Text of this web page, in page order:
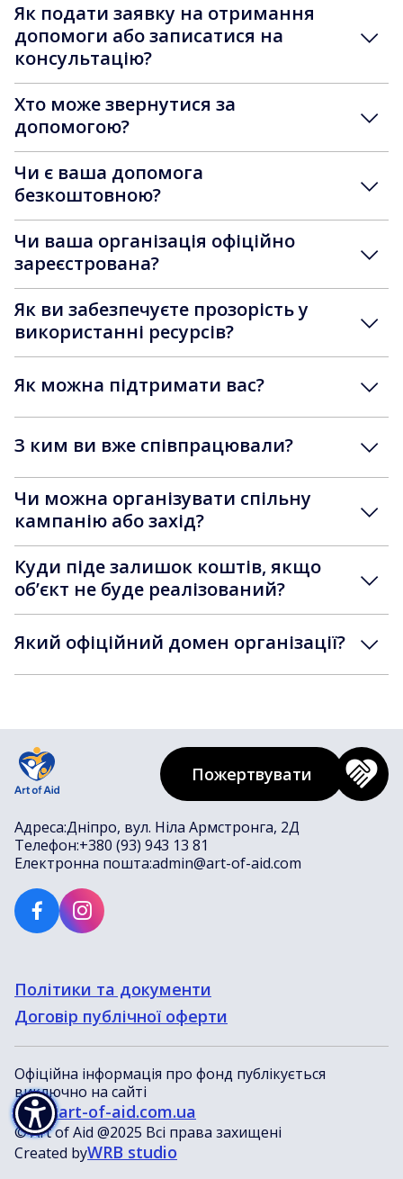
Як подати заявку на отримання
допомоги або записатися на
консультацію?
Хто може звернутися за
допомогою?
Чи є ваша допомога
безкоштовною?
Чи ваша організація офіційно
зареєстрована?
Як ви забезпечуєте прозорість у
використанні ресурсів?
Як можна підтримати вас?
З ким ви вже співпрацювали?
Чи можна організувати спільну
кампанію або захід?
Куди піде залишок коштів, якщо
обʼєкт не буде реалізований?
Який офіційний домен організації?
Адреса:Дніпро, вул. Ніла Армстронга, 2Д
Телефон:+380 (93) 943 13 81
Електронна пошта:admin@art-of-aid.com
Пожертвувати
Політики та документи
Договір публічної оферти
Офіційна інформація про фонд публікується
виключно на сайті
www.art-of-aid.com.ua
© Art of Aid @2025 Всі права захищені
Created byWRB studio